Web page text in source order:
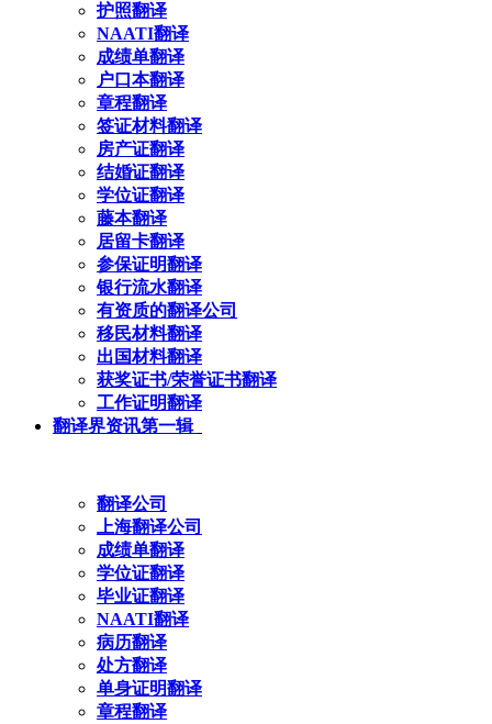
护照翻译
NAATI翻译
成绩单翻译
户口本翻译
章程翻译
签证材料翻译
房产证翻译
结婚证翻译
学位证翻译
藤本翻译
居留卡翻译
参保证明翻译
银行流水翻译
有资质的翻译公司
移民材料翻译
出国材料翻译
获奖证书/荣誉证书翻译
工作证明翻译
翻译界资讯第一辑
翻译公司
上海翻译公司
成绩单翻译
学位证翻译
毕业证翻译
NAATI翻译
病历翻译
处方翻译
单身证明翻译
章程翻译